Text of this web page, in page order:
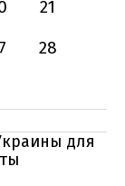
21
28
для